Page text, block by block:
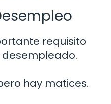
requisito
hay matices.